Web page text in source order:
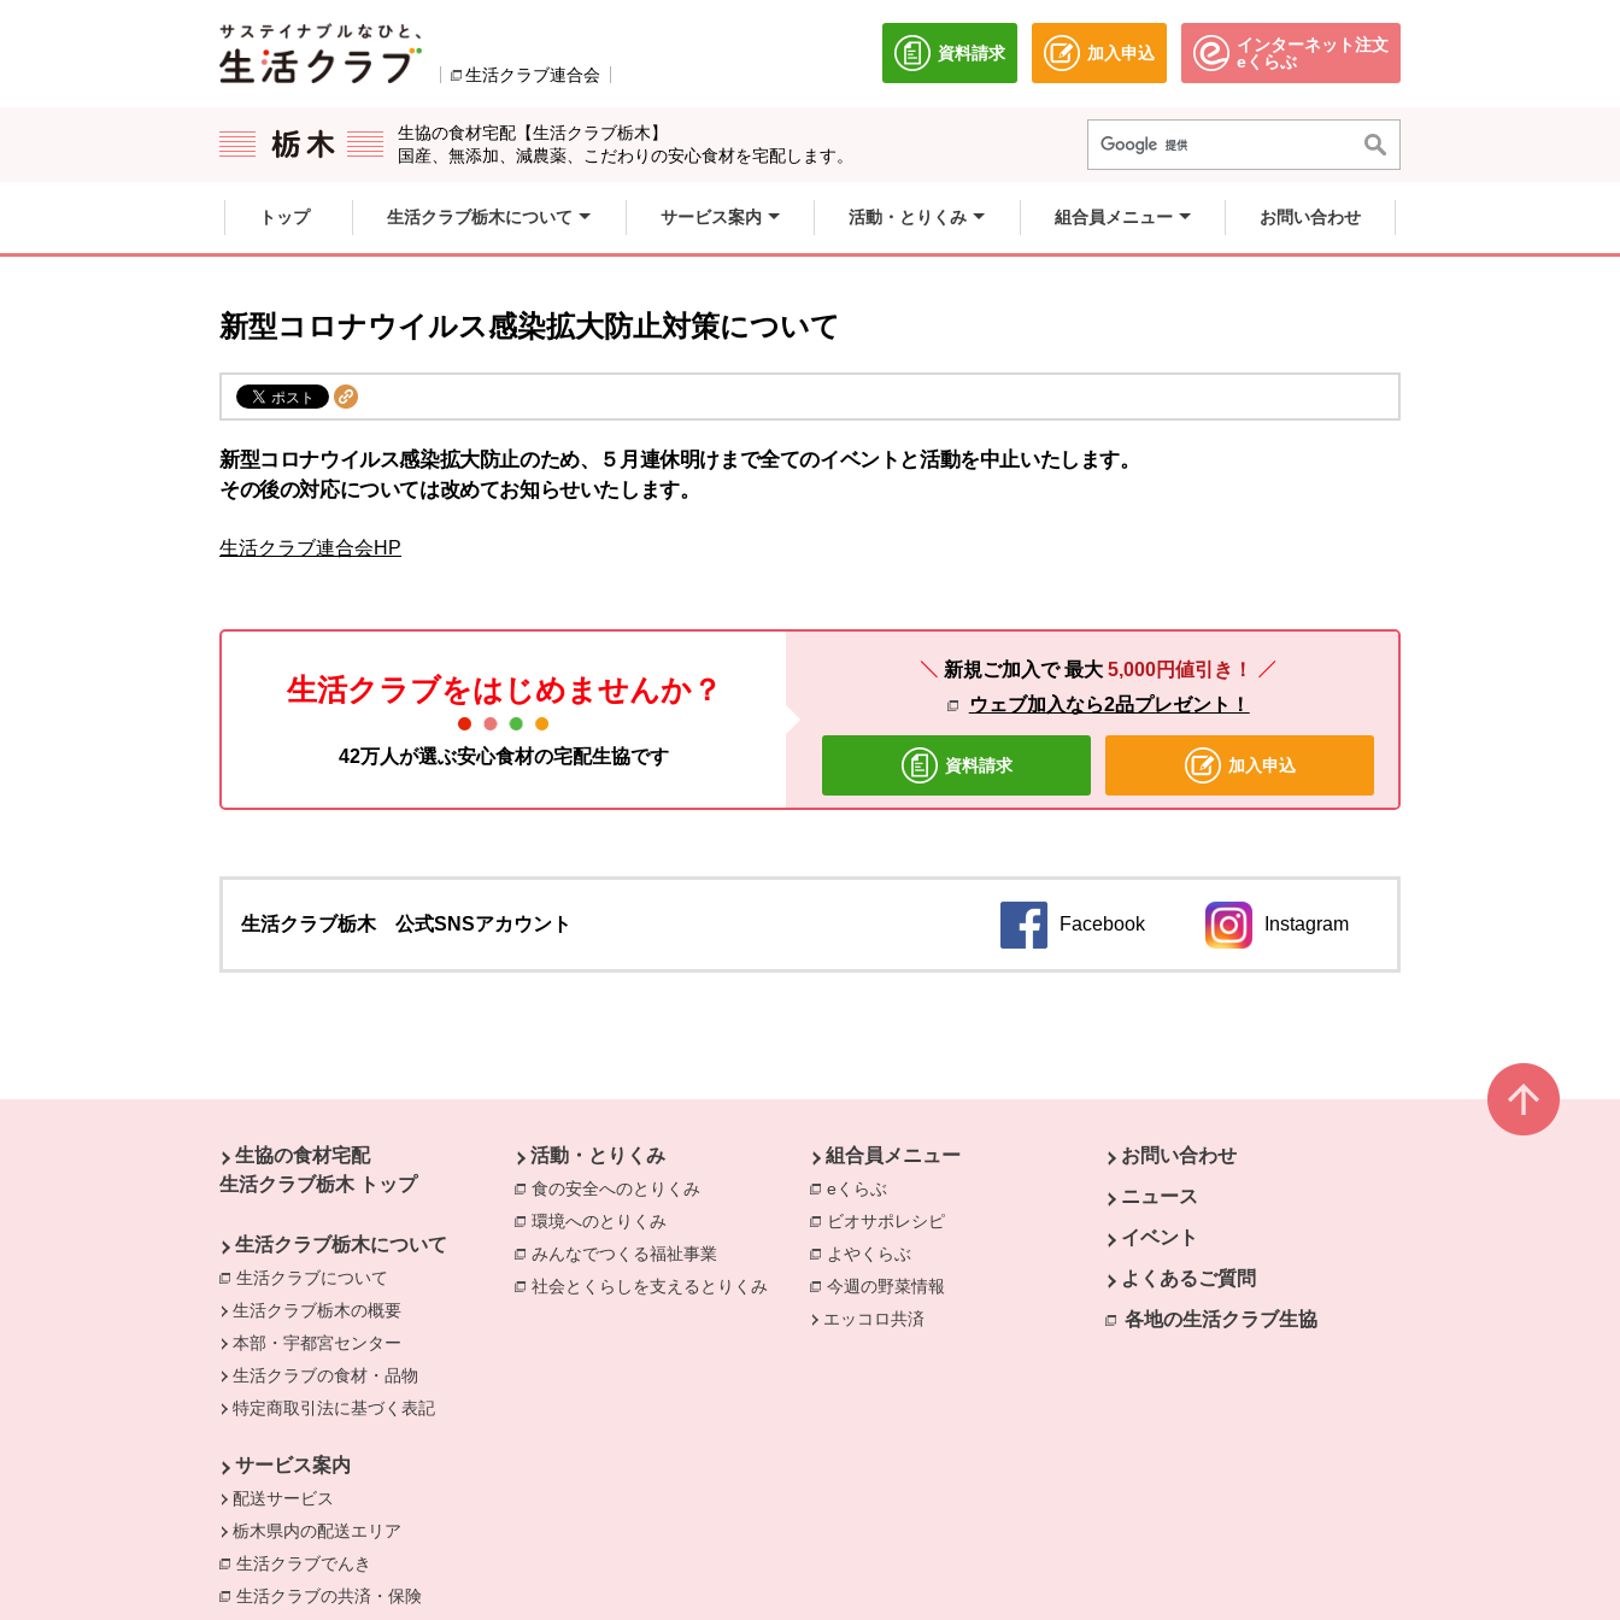
生活クラブ連合会
資料請求
別のウィンドウで開きます。
加入申込
別のウィンドウで開きます。
インターネット注文
eくらぶ別のウィンドウで開きます。
生協の食材宅配【生活クラブ栃木】
国産、無添加、減農薬、こだわりの安心食材を宅配します。
ここからサイト内共通メニューです。
サイト内共通メニューをスキップする
トップ 生活クラブ栃木について サービス案内 活動・とりくみ 組合員メニュー お問い合わせ
新型コロナウイルス感染拡大防止対策について
新型コロナウイルス感染拡大防止のため、５月連休明けまで全てのイベントと活動を中止いたします。
その後の対応については改めてお知らせいたします。
生活クラブ連合会HP
生活クラブをはじめませんか？
42万人が選ぶ安心食材の宅配生協です
新規ご加入で最大5,000円値引き！
ウェブ加入なら2品プレゼント！
資料請求 加入申込
生活クラブ栃木 公式SNSアカウント Facebook
別のウィンドウで開きます。
Instagram
別のウィンドウで開きます。
生協の食材宅配
生活クラブ栃木 トップ
生活クラブ栃木について
生活クラブについて
生活クラブ栃木の概要
本部・宇都宮センター
生活クラブの食材・品物
特定商取引法に基づく表記
サービス案内
配送サービス
栃木県内の配送エリア
生活クラブでんき
生活クラブの共済・保険
活動・とりくみ
食の安全へのとりくみ
環境へのとりくみ
みんなでつくる福祉事業
社会とくらしを支えるとりくみ
組合員メニュー
eくらぶ
ビオサポレシピ
よやくらぶ
今週の野菜情報
エッコロ共済
お問い合わせ
ニュース
イベント
よくあるご質問
各地の生活クラブ生協